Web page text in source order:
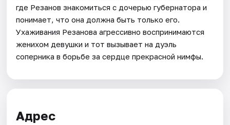
где Резанов знакомиться с дочерью губернатора и
понимает, что она должна быть только его.
Ухаживания Резанова агрессивно воспринимаются
женихом девушки и тот вызывает на дуэль
соперника в борьбе за сердце прекрасной нимфы.
Адрес